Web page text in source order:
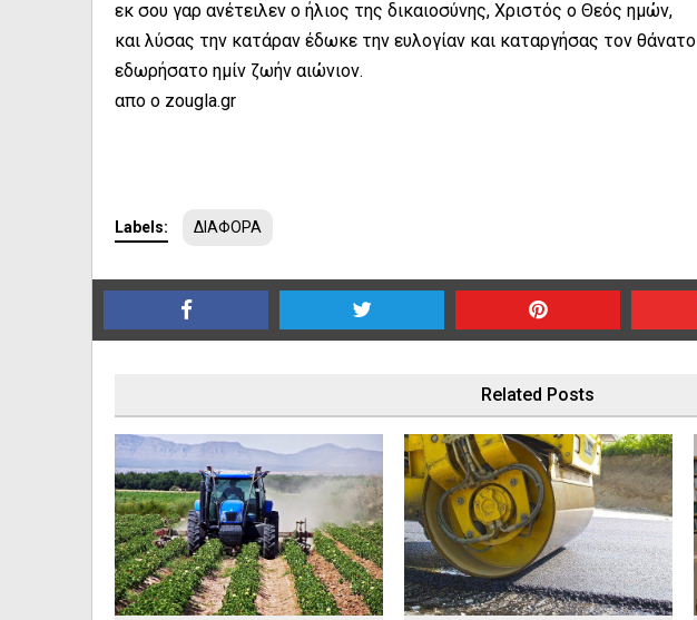
εκ σου γαρ ανέτειλεν ο ήλιος της δικαιοσύνης, Χριστός ο Θεός ημών,
και λύσας την κατάραν έδωκε την ευλογίαν και καταργήσας τον θάνατο
εδωρήσατο ημίν ζωήν αιώνιον.
απο ο zougla.gr
Labels: ΔΙΑΦΟΡΑ
Related Posts